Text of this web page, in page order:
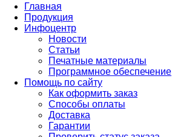
Главная
Продукция
Инфоцентр
Новости
Статьи
Печатные материалы
Программное обеспечение
Помощь по сайту
Как оформить заказ
Способы оплаты
Доставка
Гарантии